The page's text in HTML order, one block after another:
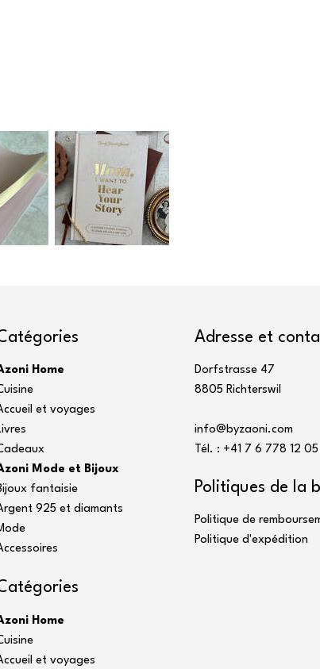
Home
et voyages
Mode et Bijoux
fantaisie
925 et diamants
Home
et voyages
Adresse et
Dorfstrasse 47
8805 Richterswil
info@byzaoni.com
Tél. : +41 7 6 778 12 05
Politiques de la
Politique de
Politique d'expédition